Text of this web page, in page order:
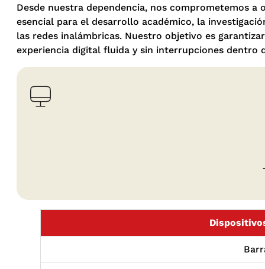
Desde nuestra dependencia, nos comprometemos
esencial para el desarrollo académico, la
las redes inalámbricas. Nuestro objetivo es
experiencia digital fluida y sin interrupciones dentro